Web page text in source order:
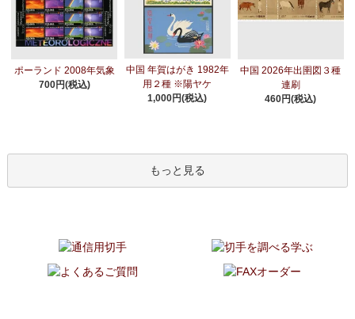
ポーランド 2008年気象
700円(税込)
中国 年賀はがき 1982年
用２種 ※陽ヤケ
1,000円(税込)
中国 2026年出圉図３種
連刷
460円(税込)
もっと見る